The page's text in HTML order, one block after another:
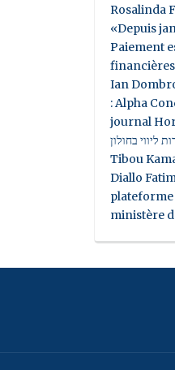
Rosalinda
«Depuis
Paiement
Ian
: Alpha
journal
ליווי בחולון
Tibou
Diallo
plateforme
ministère